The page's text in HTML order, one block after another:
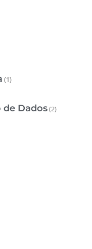
(1)
de Dados(2)